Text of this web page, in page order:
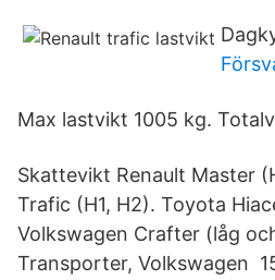
Max lastvikt 1005 kg.
Skattevikt Renault Master
Trafic (H1, H2). Toyota
Volkswagen Crafter (låg
Transporter, Volkswagen